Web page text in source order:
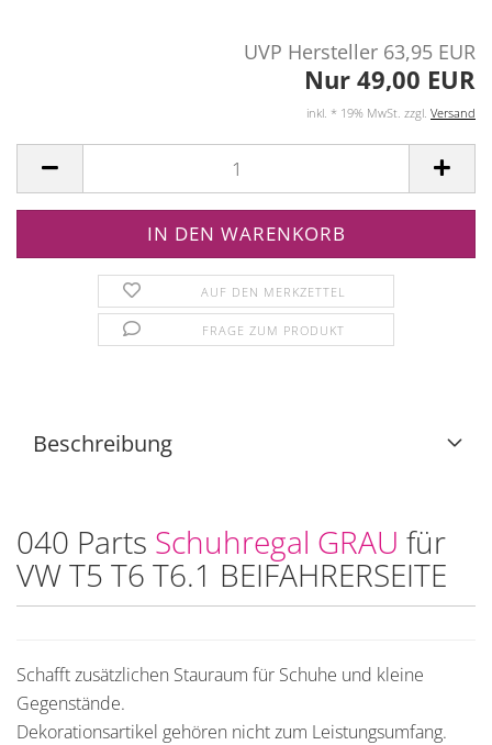
UVP Hersteller 63,95 EUR
Nur 49,00 EUR
inkl. * 19% MwSt. zzgl. Versand
AUF DEN MERKZETTEL
FRAGE ZUM PRODUKT
Beschreibung
040 Parts Schuhregal GRAU für
VW T5 T6 T6.1 BEIFAHRERSEITE
Schafft zusätzlichen Stauraum für Schuhe und kleine
Gegenstände.
Dekorationsartikel gehören nicht zum Leistungsumfang.